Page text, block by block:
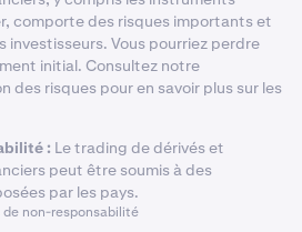
comporte des risques importants et
investisseurs. Vous pourriez perdre
initial. Consultez notre
des risques pour en savoir plus sur les
: Le trading de dérivés et
peut être soumis à des
par les pays.
de non-responsabilité